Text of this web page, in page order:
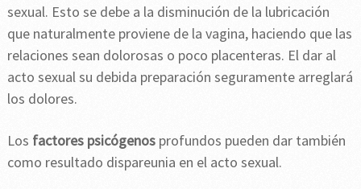
sexual. Esto se debe a la disminución de la lubricación
que naturalmente proviene de la vagina, haciendo que las
relaciones sean dolorosas o poco placenteras. El dar al
acto sexual su debida preparación seguramente arreglará
los dolores.
Los factores psicógenosprofundos pueden dar también
como resultado dispareunia en el acto sexual.